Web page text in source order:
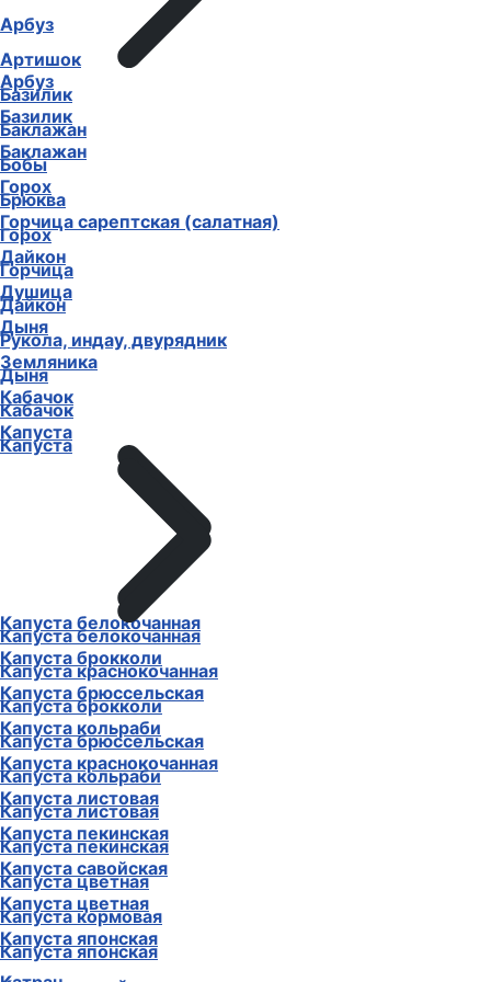
Арбуз
Базилик
Баклажан
Горох
Горчица сарептская (салатная)
Дайкон
Душица
Дыня
Земляника
Кабачок
Капуста
Капуста белокочанная
Капуста брокколи
Капуста брюссельская
Капуста кольраби
Капуста краснокочанная
Капуста листовая
Капуста пекинская
Капуста савойская
Капуста цветная
Капуста японская
Арбуз
Артишок
Базилик
Баклажан
Бобы
Брюква
Горох
Горчица
Дайкон
Рукола, индау, двурядник
Дыня
Кабачок
Капуста
Капуста белокочанная
Капуста краснокочанная
Капуста брокколи
Капуста брюссельская
Капуста кольраби
Капуста листовая
Капуста пекинская
Капуста цветная
Капуста кормовая
Капуста японская